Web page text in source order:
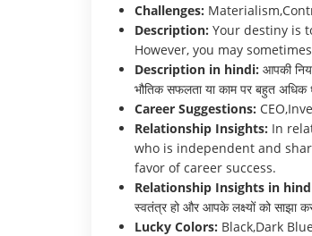
Challenges:
Description: Your destiny is
However, you may
Description in hindi: आपकी
भौतिक सफलता या काम पर बहुत
Career Suggestions:
Relationship Insights: In
who is independent and
favor of career success.
Relationship Insights in
स्वतंत्र हो और आपके लक्ष्यों को साझा
Lucky Colors: Black,Dark Blue